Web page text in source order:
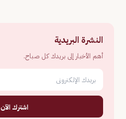
النشرة البريدية
أهم الأخبار إلى بريدك كل صباح.
اشترك الآن